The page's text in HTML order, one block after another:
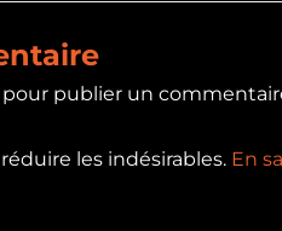
pour publier un
les indésirables. En